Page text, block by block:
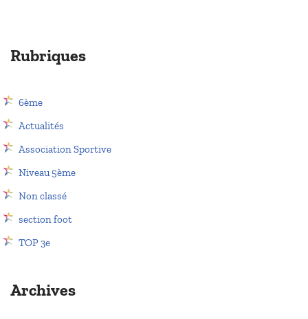
Rubriques
6ème
Actualités
Association Sportive
Niveau 5ème
Non classé
section foot
TOP 3e
Archives